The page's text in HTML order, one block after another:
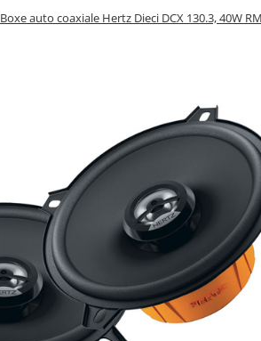
Boxe auto coaxiale Hertz Dieci DCX 130.3, 40W